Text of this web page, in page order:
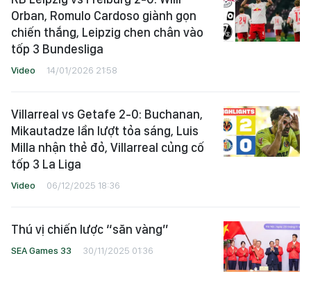
Orban, Romulo Cardoso giành gọn
chiến thắng, Leipzig chen chân vào
tốp 3 Bundesliga
Video 14/01/2026 21:58
Villarreal vs Getafe 2-0: Buchanan,
Mikautadze lần lượt tỏa sáng, Luis
Milla nhận thẻ đỏ, Villarreal củng cố
tốp 3 La Liga
Video 06/12/2025 18:36
Thú vị chiến lược “săn vàng”
SEA Games 33 30/11/2025 01:36